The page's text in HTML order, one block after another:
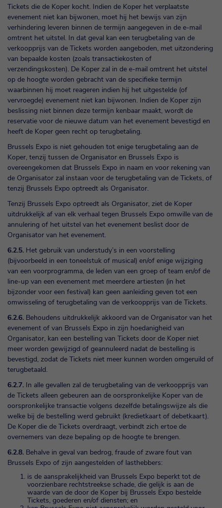
Tickets die de Koper kocht. Indien de Koper het verplaatste
evenement niet kan bijwonen, moet hij het bewijs van zijn
verhindering leveren binnen de termijn aangegeven in de e-mail
omtrent het uitstel. In dat geval kan een terugbetaling van de
verkoopprijs van de Tickets worden aangeboden, met uitzondering
van bepaalde kosten (zoals transactiekosten of
verzendingskosten). De Koper zal in de e-mail omtrent het uitstel
op de hoogte worden gebracht van de specifieke termijn
waarbinnen hij moet reageren indien hij het uitgestelde (of
vervroegde) evenement niet kan bijwonen. Indien de Koper zijn
beslissing niet binnen deze termijn kenbaar maakt, wordt de
reservatie voor de nieuwe datum van het evenement bevestigd en
heeft de Koper geen recht op terugbetaling.
Brussels Expo is niet gehouden tot enige terugbetaling aan de
Koper, tenzij tussen de Organisator en Brussels Expo is
overeengekomen dat Brussels Expo in naam en voor rekening van
de Organisator zal instaan voor de terugbetaling van de Tickets, of
tenzij Brussels Expo optreedt als Organisator.
Tenzij Brussels Expo optreedt als Organisator, ziet de Koper
uitdrukkelijk af van elk verhaal tegen Brussels Expo omwille van de
annulering of het uitstel van het evenement beslist door de
Organisator van het evenement.
6.2.5. Het gebruik van understudy’s in een voorstelling
(bijvoorbeeld in een toneelstuk of musical) en/of enige wijziging
van een voorprogramma, de leden van een groep of team en/of de
line-up van een evenement met meerdere artiesten (in het
bijzonder voor een festival) kan geen aanleiding geven tot een
omwisseling of terugbetaling van de verkoopprijs van de Tickets.
6.2.6. Behoudens uitdrukkelijk akkoord van de Organisator van het
evenement of van Brussels Expo in zijn hoedanigheid van
Organisator, kan een bestelling van Tickets door de Koper niet
meer worden gewijzigd of geannuleerd nadat de bestelling is
bevestigd, zodat de Tickets niet meer kunnen worden omgeruild of
terugbetaald.
6.2.7. In alle gevallen zal de terugbetaling van de verkoopprijs van
de Tickets alleen gebeuren aan de oorspronkelijke Koper van de
oorspronkelijke transactie volgens dezelfde betalingswijze als die
welke bij de bestelling werd gebruikt (kredietkaart of debetkaart).
De Koper die de Tickets overdraagt, verbindt zich ertoe de
overnemers van deze bepaling op de hoogte te brengen.
6.2.8. Behalve in geval van bedrog, fraude of zware fout van
Brussels Expo of zijn aangestelden of lasthebbers:
is de aansprakelijkheid van Brussels Expo beperkt tot de
voorzienbare rechtstreekse schade, die gelijk is aan de
waarde van de door de Koper bij Brussels Expo bestelde
Tickets, goederen en/of diensten; en